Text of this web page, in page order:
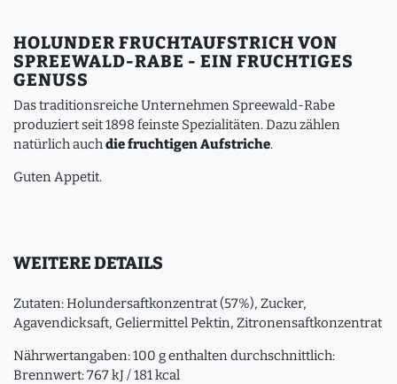
HOLUNDER FRUCHTAUFSTRICH VON
SPREEWALD-RABE - EIN FRUCHTIGES
GENUSS
Das traditionsreiche Unternehmen Spreewald-Rabe
produziert seit 1898 feinste Spezialitäten. Dazu zählen
natürlich auchdie fruchtigen Aufstriche.
Guten Appetit.
WEITERE DETAILS
Zutaten: Holundersaftkonzentrat (57%), Zucker,
Agavendicksaft, Geliermittel Pektin, Zitronensaftkonzentrat
Nährwertangaben: 100 g enthalten durchschnittlich:
Brennwert: 767 kJ / 181 kcal